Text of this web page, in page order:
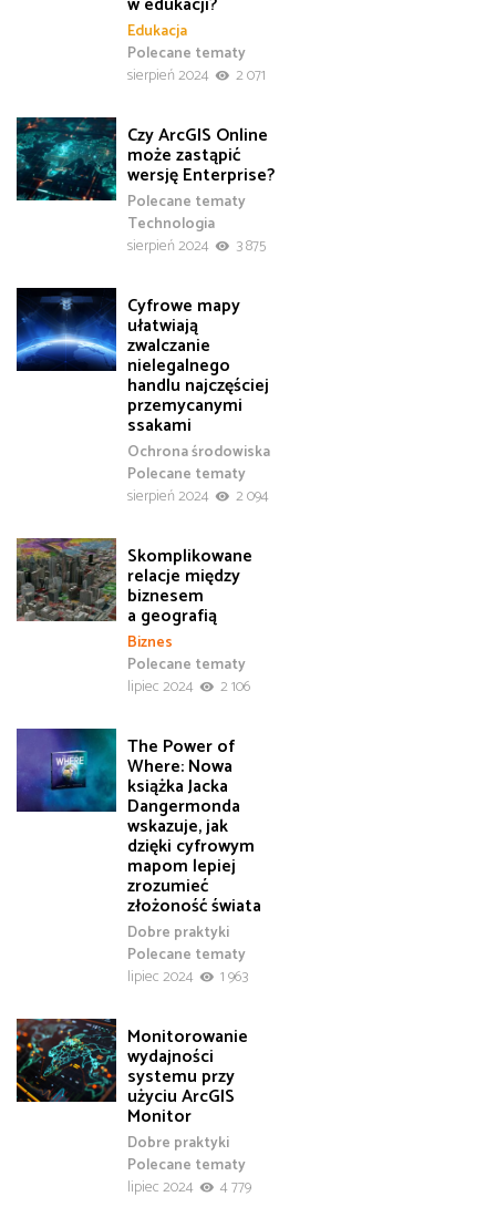
Edukacja
Polecane tematy
sierpień 2024
2 071
Czy ArcGIS Online
może zastąpić
wersję Enterprise?
Polecane tematy
Technologia
sierpień 2024
3 875
Cyfrowe mapy
ułatwiają
zwalczanie
nielegalnego
handlu najczęściej
przemycanymi
ssakami
Ochrona środowiska
Polecane tematy
sierpień 2024
2 094
Skomplikowane
relacje między
biznesem
a geografią
Biznes
Polecane tematy
lipiec 2024
2 106
The Power of
Where: Nowa
książka Jacka
Dangermonda
wskazuje, jak
dzięki cyfrowym
mapom lepiej
zrozumieć
złożoność świata
Dobre praktyki
Polecane tematy
lipiec 2024
1 963
Monitorowanie
wydajności
systemu przy
użyciu ArcGIS
Monitor
Dobre praktyki
Polecane tematy
lipiec 2024
4 779